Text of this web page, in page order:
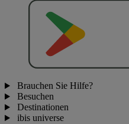
Brauchen Sie Hilfe?
Besuchen
Destinationen
ibis universe